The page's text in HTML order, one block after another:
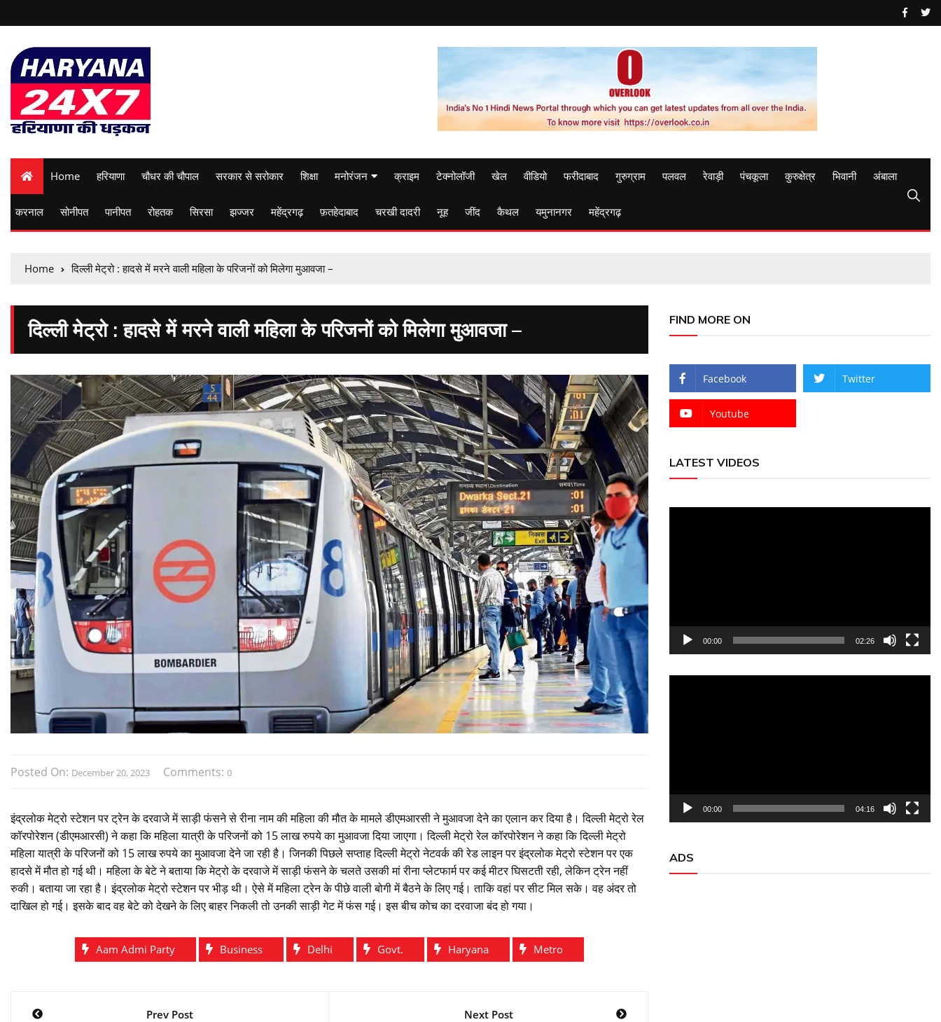
Home हरियाणा चौधर की चौपाल सरकार से सरोकार शिक्षा मनोरंजन क्राइम टेक्नोलॉजी खेल वीडियो फरीदाबाद गुरुग्राम पलवल रेवाड़ी पंचकूला कुरुक्षेत्र भिवानी अंबाला
करनाल सोनीपत पानीपत रोहतक सिरसा झज्जर महेंद्रगढ़ फ़तहेदाबाद चरखी दादरी नूह जींद कैथल यमुनानगर महेंद्रगढ़
Home दिल्ली मेट्रो : हादसे में मरने वाली महिला के परिजनों को मिलेगा मुआवजा –
दिल्ली मेट्रो : हादसे में मरने वाली महिला के परिजनों को मिलेगा मुआवजा –
Posted On: December 20, 2023 Comments: 0
इंद्रलोक मेट्रो स्टेशन पर ट्रेन के दरवाजे में साड़ी फंसने से रीना नाम की महिला की मौत के मामले डीएमआरसी ने मुआवजा देने का एलान कर दिया है। दिल्ली मेट्रो रेल
कॉरपोरेशन (डीएमआरसी) ने कहा कि महिला यात्री के परिजनों को 15 लाख रुपये का मुआवजा दिया जाएगा। दिल्ली मेट्रो रेल कॉरपोरेशन ने कहा कि दिल्ली मेट्रो
महिला यात्री के परिजनों को 15 लाख रुपये का मुआवजा देने जा रही है। जिनकी पिछले सप्ताह दिल्ली मेट्रो नेटवर्क की रेड लाइन पर इंद्रलोक मेट्रो स्टेशन पर एक
हादसे में मौत हो गई थी। महिला के बेटे ने बताया कि मेट्रो के दरवाजे में साड़ी फंसने के चलते उसकी मां रीना प्लेटफार्म पर कई मीटर घिसटती रही, लेकिन ट्रेन नहीं
रुकी। बताया जा रहा है। इंद्रलोक मेट्रो स्टेशन पर भीड़ थी। ऐसे में महिला ट्रेन के पीछे वाली बोगी में बैठने के लिए गई। ताकि वहां पर सीट मिल सके। वह अंदर तो
दाखिल हो गई। इसके बाद वह बेटे को देखने के लिए बाहर निकली तो उनकी साड़ी गेट में फंस गई। इस बीच कोच का दरवाजा बंद हो गया।
Aam Admi Party Business Delhi Govt. Haryana Metro
Post
Prev Post Next Post
FIND MORE ON
Facebook Twitter
Youtube
LATEST VIDEOS
00:00 02:26
00:00 04:16
ADS